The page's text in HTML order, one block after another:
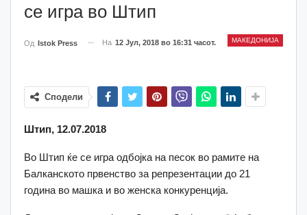
се игра во Штип
МАКЕДОНИЈА
Од Istok Press На 12 Јул, 2018 во 16:31 часот.
Сподели
Штип, 12.07.2018
Во Штип ќе се игра одбојка на песок во рамите на
Балканското првенство за репрезентации до 21
година во машка и во женска конкуренција.